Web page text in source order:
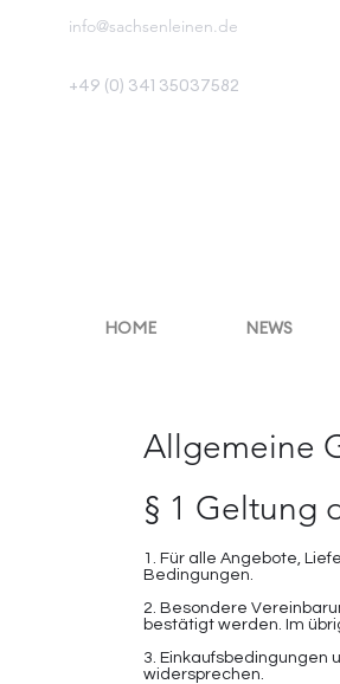
info@sachsenleinen.de
+49 (0) 341 35037582
HOME NEWS
Allgemeine
§ 1 Geltung
1. Für alle Angebote,
Bedingungen.
2. Besondere
bestätigt werden. Im
3. Einkaufsbedingungen
widersprechen.